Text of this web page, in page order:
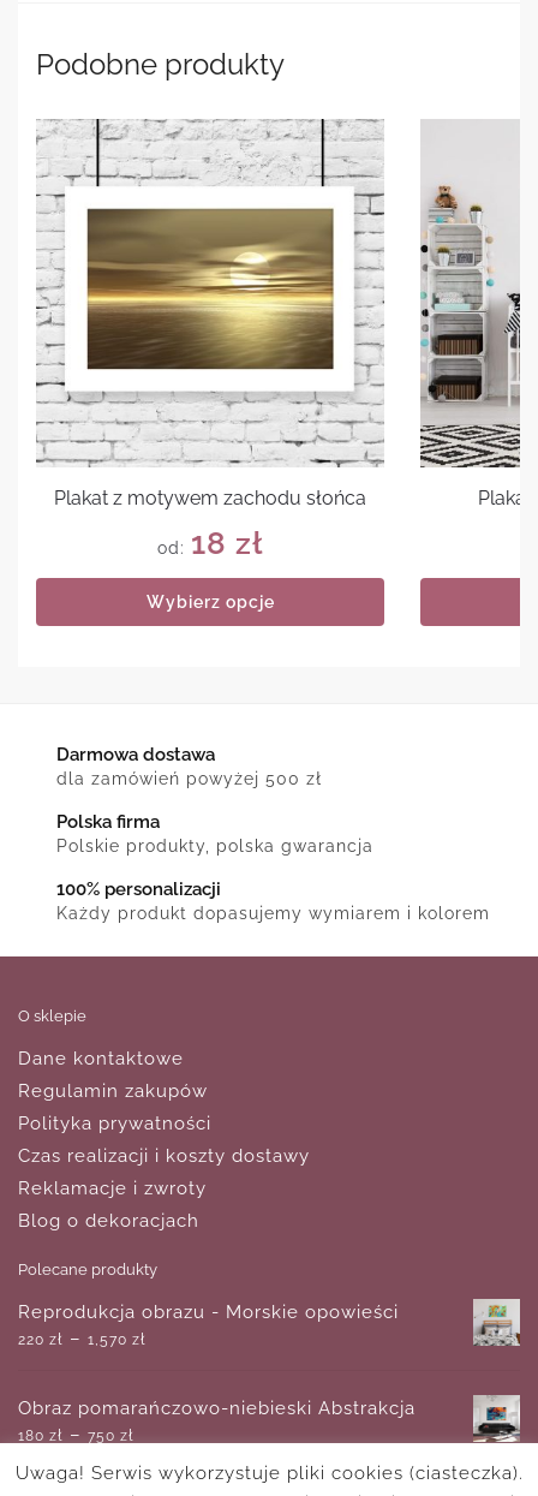
Podobne produkty
Plakat z motywem zachodu słońca
od: 18 zł
Wybierz opcje
Darmowa dostawa
dla zamówień powyżej 500 zł
Polska firma
Polskie produkty, polska gwarancja
100% personalizacji
Każdy produkt dopasujemy wymiarem i kolorem
O sklepie
Dane kontaktowe
Regulamin zakupów
Polityka prywatności
Czas realizacji i koszty dostawy
Reklamacje i zwroty
Blog o dekoracjach
Polecane produkty
Reprodukcja obrazu - Morskie opowieści
220 zł – 1,570 zł
Obraz pomarańczowo-niebieski Abstrakcja
180 zł – 750 zł
Uwaga! Serwis wykorzystuje pliki cookies (ciasteczka).